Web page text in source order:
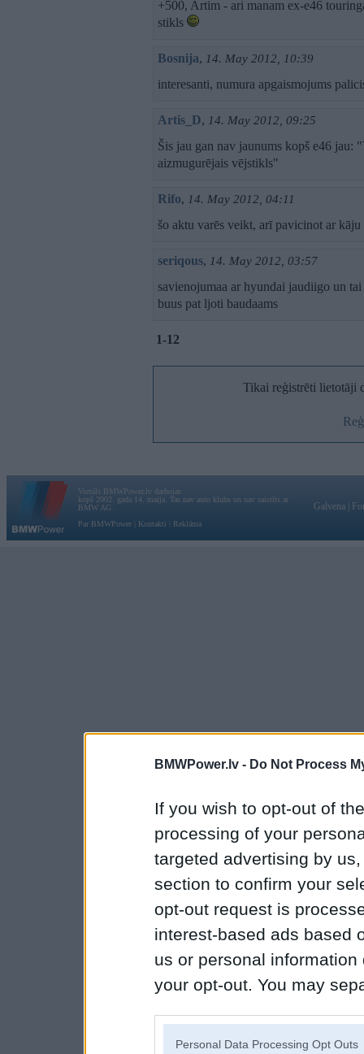
BMWPower.lv - Do Not Process
If you wish to opt-out of
processing of your
targeted advertising by
section to confirm your
opt-out request is
interest-based ads based
us or personal
your opt-out. You may
Personal Data Processing Opt Outs
+500, Artim - ari manam ex-e46
stikls
Bosnija, 14. May 2012, 10:39
interesanti, numura apgaismojums
Artis_D, 14. May 2012, 09:25
Šis jau gan nav jaunums kopš e46 jau:
aizmugurējais vējstikls"
Rifo, 14. May 2012, 04:11
šo aktu varēs veikt, arī pavicinot ar
seriqous, 14. May 2012, 03:57
savienojumaa ar hyundai jaudiigo un
buus pat ljoti baudaams
1-12
Tikai reģistrēti lietotāji
Vortāls BMWPower.lv darbojas
kopš 2002. gada 14. maija. Tas nav auto klubs un nav saistīts ar
BMW AG.
Par BMWPower
Kontakti Reklāma
Galvena